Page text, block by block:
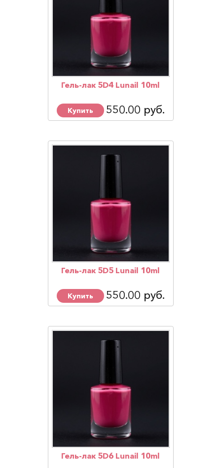
Гель-лак 5D4 Lunail 10ml
Купить 550.00 руб.
Гель-лак 5D5 Lunail 10ml
Купить 550.00 руб.
Гель-лак 5D6 Lunail 10ml